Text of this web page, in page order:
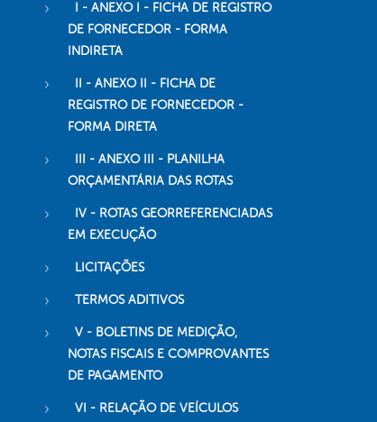
I - ANEXO I - FICHA DE REGISTRO
DE FORNECEDOR - FORMA
INDIRETA
II - ANEXO II - FICHA DE
REGISTRO DE FORNECEDOR -
FORMA DIRETA
III - ANEXO III - PLANILHA
ORÇAMENTÁRIA DAS ROTAS
IV - ROTAS GEORREFERENCIADAS
EM EXECUÇÃO
LICITAÇÕES
TERMOS ADITIVOS
V - BOLETINS DE MEDIÇÃO,
NOTAS FISCAIS E COMPROVANTES
DE PAGAMENTO
VI - RELAÇÃO DE VEÍCULOS